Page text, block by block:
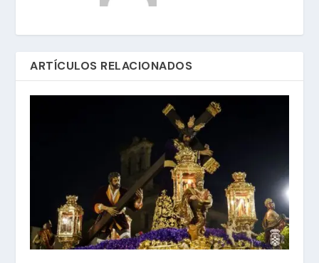
ARTÍCULOS RELACIONADOS